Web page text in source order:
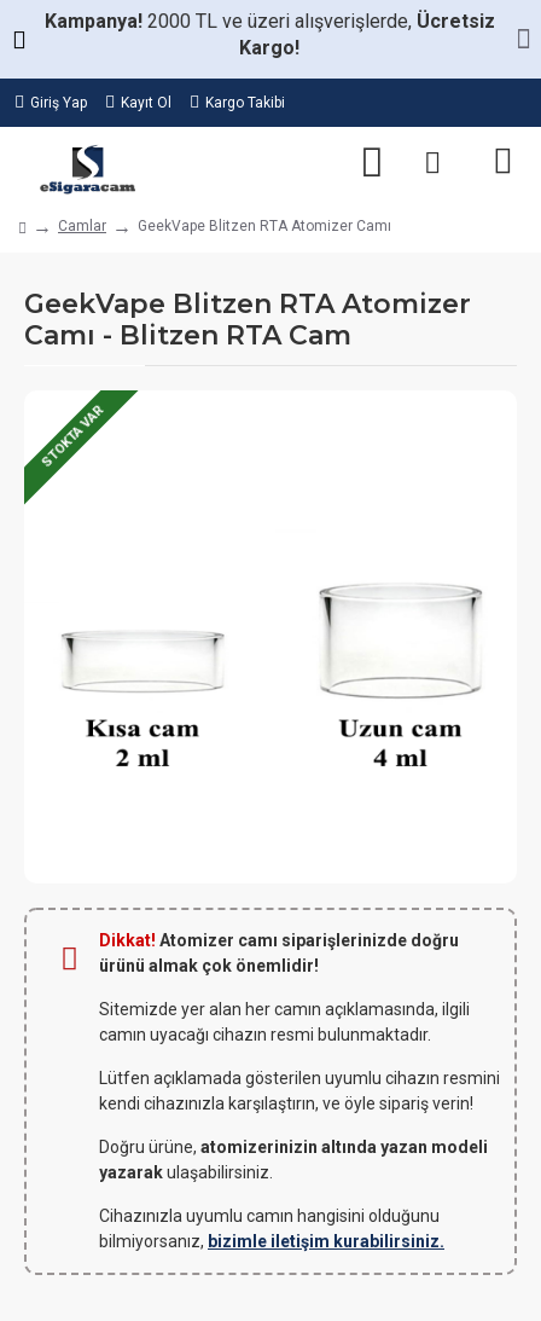
Kampanya! 2000 TL ve üzeri alışverişlerde, Ücretsiz
Kargo!
Giriş Yap Kayıt Ol Kargo Takibi
Camlar GeekVape Blitzen RTA Atomizer Camı
GeekVape Blitzen RTA Atomizer
Camı - Blitzen RTA Cam
STOKTA VAR
Dikkat! Atomizer camı siparişlerinizde doğru
ürünü almak çok önemlidir!
Sitemizde yer alan her camın açıklamasında, ilgili
camın uyacağı cihazın resmi bulunmaktadır.
Lütfen açıklamada gösterilen uyumlu cihazın resmini
kendi cihazınızla karşılaştırın, ve öyle sipariş verin!
Doğru ürüne, atomizerinizin altında yazan modeli
yazarakulaşabilirsiniz.
Cihazınızla uyumlu camın hangisini olduğunu
bilmiyorsanız, bizimle iletişim kurabilirsiniz.